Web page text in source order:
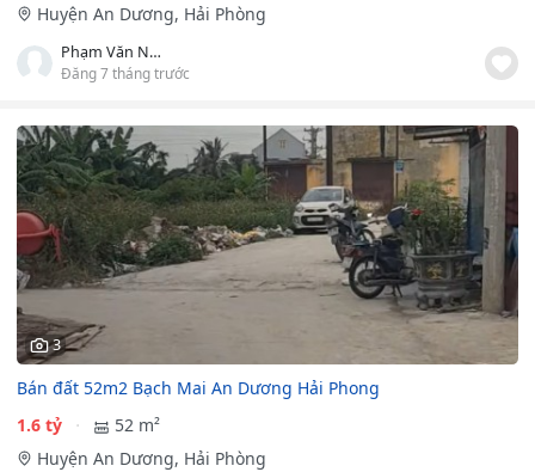
Huyện An Dương, Hải Phòng
Phạm Văn Nam
Đăng 7 tháng trước
3
Bán đất 52m2 Bạch Mai An Dương Hải Phong
1.6 tỷ
52 m²
Huyện An Dương, Hải Phòng